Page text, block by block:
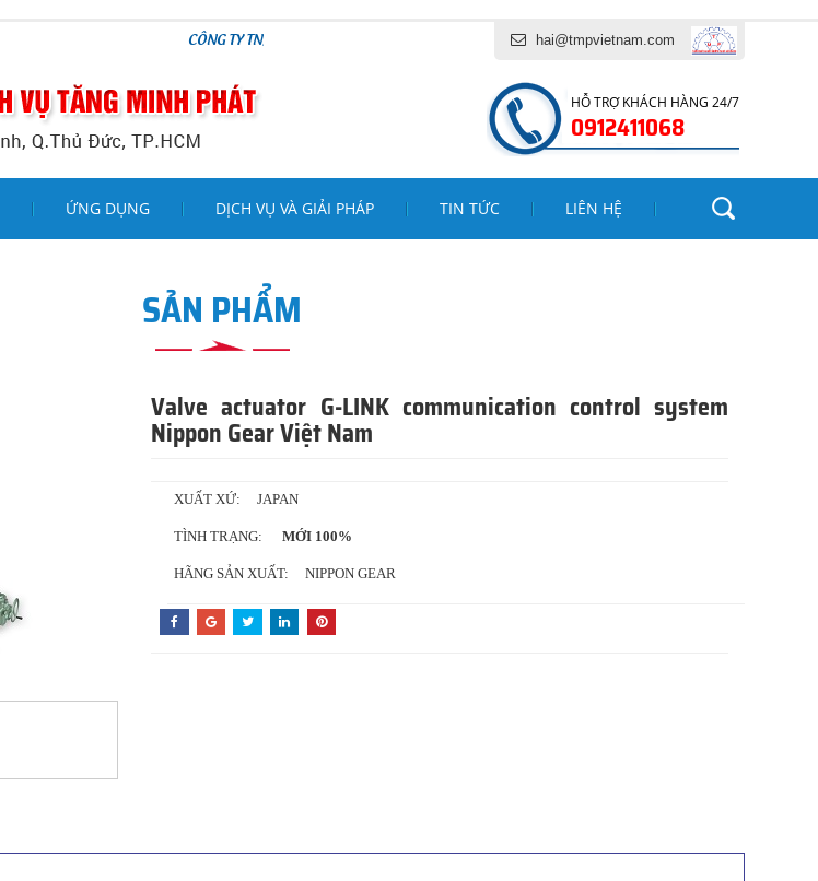
CÔNG TY TNHH THƯƠNG MẠI VÀ DỊCH VỤ TĂNG MINH PHÁT hai@tmpvietnam.com
HỖ TRỢ KHÁCH HÀNG 24/7
0912411068
ỨNG DỤNG DỊCH VỤ VÀ GIẢI PHÁP TIN TỨC LIÊN HỆ
SẢN PHẨM
Valve actuator G-LINK communication control system
Nippon Gear Việt Nam
XUẤT XỨ: JAPAN
TÌNH TRẠNG:MỚI 100%
HÃNG SẢN XUẤT: NIPPON GEAR